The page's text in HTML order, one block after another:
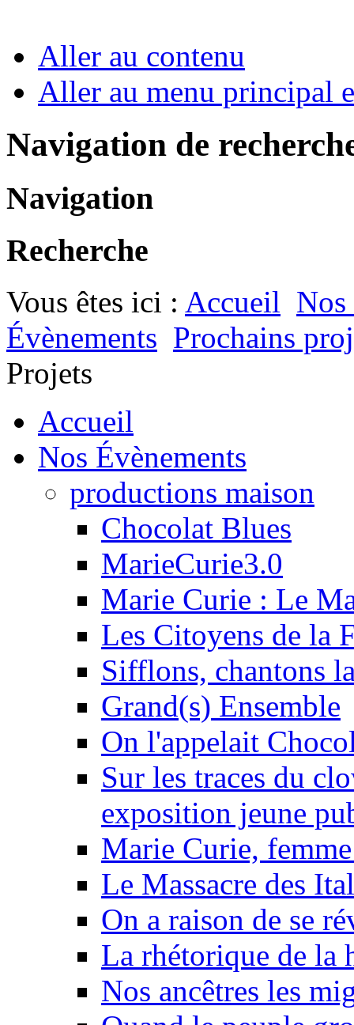
Aller au contenu
Aller au menu principal
Navigation de
Navigation
Recherche
Vous êtes ici : Accueil Nos
Évènements Prochains
Projets
Accueil
Nos Évènements
productions maison
Chocolat Blues
MarieCurie3.0
Marie Curie : Le
Les Citoyens de la
Sifflons, chantons
Grand(s) Ensemble
On l'appelait
Sur les traces du
exposition jeune
Marie Curie,
Le Massacre des
On a raison de se
La rhétorique de la
Nos ancêtres les